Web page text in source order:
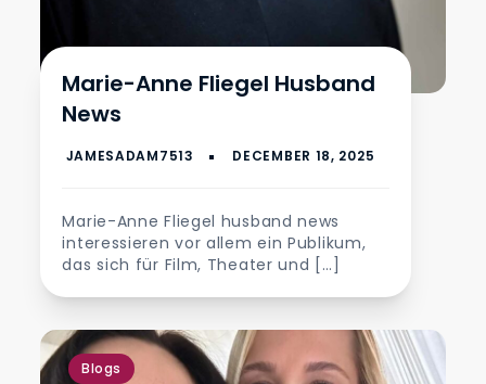
Marie-Anne Fliegel Husband
News
Marie-Anne Fliegel husband news
interessieren vor allem ein Publikum,
das sich für Film, Theater und […]
Blogs